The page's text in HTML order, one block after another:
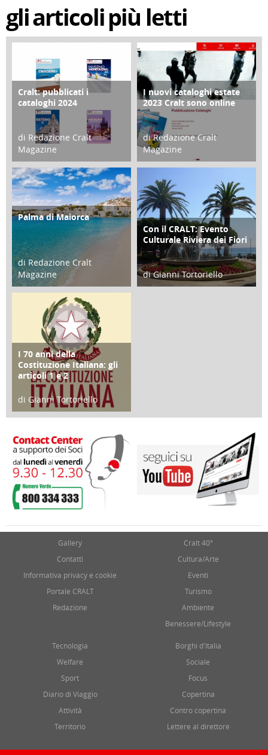
gliarticolipiù letti
COPERTINA
Cralt: pubblicati i
cataloghi 2024
di Redazione Cralt
Magazine
21 Novembre 2023
CONTRO COPERTINA
I nuovi cataloghi estate
2023 Cralt sono online
di Redazione Cralt
Magazine
07 Marzo 2023
ATTIVITÀ
Palma di Maiorca
di Redazione Cralt
Magazine
25 Giugno 2016
ATTIVITÀ
Con il CRALT: Evento
Culturale Riviera dei Fiori
di Gianni Tortoriello
FOCUS
I 70 anni della
Costituzione Italiana: gli
articoli 1 e 2
di Gianni Tortoriello
17 Marzo 2018
Gallery
Contatti
Informativa privacy e cookie
Portale CRALT
Redazione
Cralt 40°
Cultura/Arte
Eventi
Turismo
Ambiente
Benessere/Lifestyle
Tecnologia
Welfare
Sport
Diario di Viaggio
Attività
Territorio
Borghi d'Italia
Sociale
Focus
Copertina
Contro copertina
Lettere al direttore